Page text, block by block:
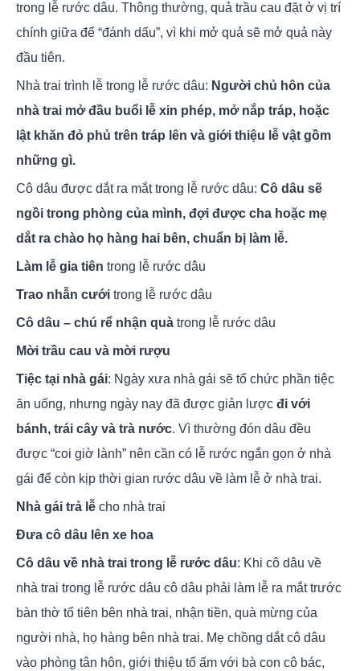
trong lễ rước dâu. Thông thường, quả trầu cau đặt ở vị trí
chính giữa để “đánh dấu”, vì khi mở quả sẽ mở quả này
đầu tiên.
Nhà trai trình lễ trong lễ rước dâu: Người chủ hôn của
nhà trai mở đầu buổi lễ xin phép, mở nắp tráp, hoặc
lật khăn đỏ phủ trên tráp lên và giới thiệu lễ vật gồm
những gì.
Cô dâu được dắt ra mắt trong lễ rước dâu: Cô dâu sẽ
ngồi trong phòng của mình, đợi được cha hoặc mẹ
dắt ra chào họ hàng hai bên, chuẩn bị làm lễ.
Làm lễ gia tiên trong lễ rước dâu
Trao nhẫn cưới trong lễ rước dâu
Cô dâu – chú rể nhận quà trong lễ rước dâu
Mời trầu cau và mời rượu
Tiệc tại nhà gái: Ngày xưa nhà gái sẽ tổ chức phần tiệc
ăn uống, nhưng ngày nay đã được giản lược đi với
bánh, trái cây và trà nước. Vì thường đón dâu đều
được “coi giờ lành” nên cần có lễ rước ngắn gọn ở nhà
gái để còn kịp thời gian rước dâu về làm lễ ở nhà trai.
Nhà gái trả lễ cho nhà trai
Đưa cô dâu lên xe hoa
Cô dâu về nhà trai trong lễ rước dâu: Khi cô dâu về
nhà trai trong lễ rước dâu cô dâu phải làm lễ ra mắt trước
bàn thờ tổ tiên bên nhà trai, nhận tiền, quà mừng của
người nhà, họ hàng bên nhà trai. Mẹ chồng dắt cô dâu
vào phòng tân hôn, giới thiệu tổ ấm với bà con cô bác,